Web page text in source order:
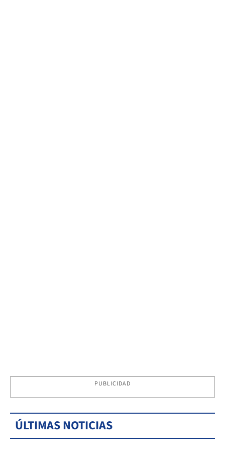
PUBLICIDAD
ÚLTIMAS NOTICIAS